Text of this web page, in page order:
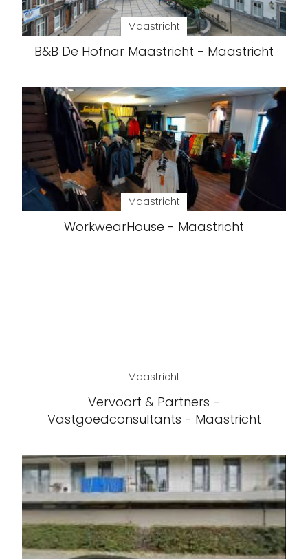
Maastricht
B&B De Hofnar Maastricht - Maastricht
Maastricht
WorkwearHouse - Maastricht
Maastricht
Vervoort & Partners -
Vastgoedconsultants - Maastricht